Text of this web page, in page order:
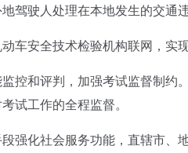
驾驶人处理在本地发生的交通违
安全技术检验机构联网，实现
和评判，加强考试监督制约
试工作的全程监督。
化社会服务功能，直辖市、